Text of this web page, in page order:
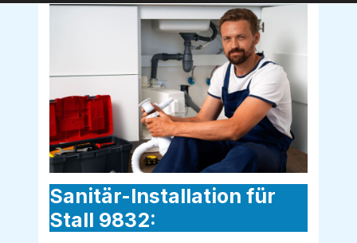
Sanitär-Installation für
Stall 9832: